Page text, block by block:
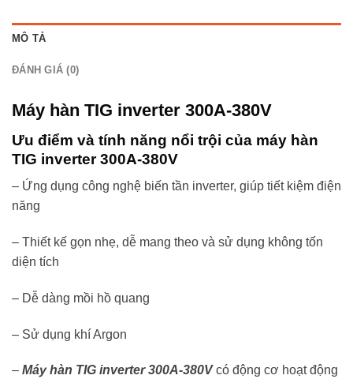
MÔ TẢ
ĐÁNH GIÁ (0)
Máy hàn TIG inverter 300A-380V
Ưu điểm và tính năng nổi trội của máy hàn
TIG inverter 300A-380V
– Ứng dụng công nghệ biến tần inverter, giúp tiết kiệm điện
năng
– Thiết kế gọn nhẹ, dễ mang theo và sử dụng không tốn
diện tích
– Dễ dàng mồi hồ quang
– Sử dụng khí Argon
– Máy hàn TIG inverter 300A-380Vcó động cơ hoạt động